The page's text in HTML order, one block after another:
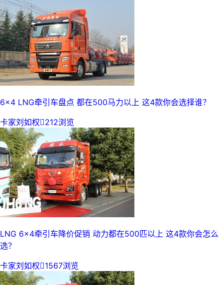
6x4 LNG牵引车盘点 都在500马力以上 这4款你会选择谁？
卡家刘如权212浏览
LNG 6x4牵引车降价促销 动力都在500匹以上 这4款你会怎么
选？
卡家刘如权1567浏览